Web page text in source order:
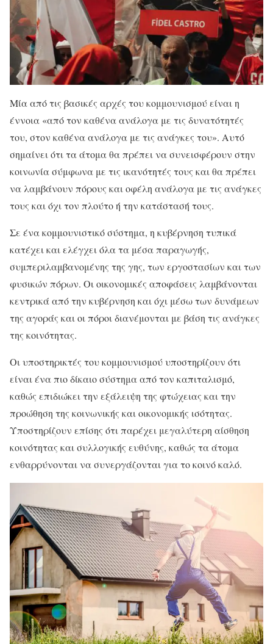
Μία από τις βασικές αρχές του κομμουνισμού είναι η
έννοια «από τον καθένα ανάλογα με τις δυνατότητές
του, στον καθένα ανάλογα με τις ανάγκες του». Αυτό
σημαίνει ότι τα άτομα θα πρέπει να συνεισφέρουν στην
κοινωνία σύμφωνα με τις ικανότητές τους και θα πρέπει
να λαμβάνουν πόρους και οφέλη ανάλογα με τις ανάγκες
τους και όχι τον πλούτο ή την κατάστασή τους.
Σε ένα κομμουνιστικό σύστημα, η κυβέρνηση τυπικά
κατέχει και ελέγχει όλα τα μέσα παραγωγής,
συμπεριλαμβανομένης της γης, των εργοστασίων και των
φυσικών πόρων. Οι οικονομικές αποφάσεις λαμβάνονται
κεντρικά από την κυβέρνηση και όχι μέσω των δυνάμεων
της αγοράς και οι πόροι διανέμονται με βάση τις ανάγκες
της κοινότητας.
Οι υποστηρικτές του κομμουνισμού υποστηρίζουν ότι
είναι ένα πιο δίκαιο σύστημα από τον καπιταλισμό,
καθώς επιδιώκει την εξάλειψη της φτώχειας και την
προώθηση της κοινωνικής και οικονομικής ισότητας.
Υποστηρίζουν επίσης ότι παρέχει μεγαλύτερη αίσθηση
κοινότητας και συλλογικής ευθύνης, καθώς τα άτομα
ενθαρρύνονται να συνεργάζονται για το κοινό καλό.